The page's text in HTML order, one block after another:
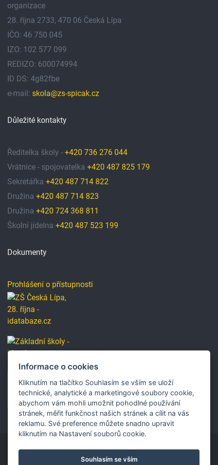
organizace
28. října 2733, 470 06 Česká Lípa
IČO: 46 750 045
IZO: 102 577 099
REDIZO: 600074994
ID DS: 4g82fbe
e-mail: skola@zs-spicak.cz
Důležité kontakty
Ředitelka školy - +420 736 276 044
Vrátnice - spojovatelka +420 487 825 179
Sekretářka +420 487 714 822
Družina +420 487 714 823
Družina +420 724 368 811
Školní jídelna +420 487 523 199
Dokumenty
Prohlášení o přístupnosti
Copyright © 2019 Základní škola, Česká Lípa, 28. října
Informace o cookies
Kliknutím na tlačítko Souhlasím se vším se uloží
technické, analytické a marketingové soubory cookie,
abychom vám mohli umožnit pohodlné používání
stránek, měřit funkčnost našich stránek a cílit na vás
reklamu. Své preference můžete snadno upravit
kliknutím na Nastavení souborů cookie.
Souhlasím se vším